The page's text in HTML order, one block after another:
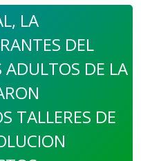
LA
DEL
ADULTOS DE LA
TALLERES DE